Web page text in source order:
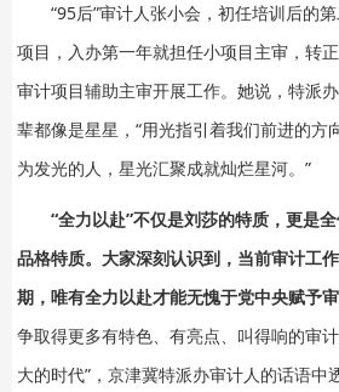
“95后”审计人张小会，初任培训后的
项目，入办第一年就担任小项目主审，转
审计项目辅助主审开展工作。她说，特派
辈都像是星星，“用光指引着我们前进的方
为发光的人，星光汇聚成就灿烂星河。”
“全力以赴”不仅是刘莎的特质，更是
品格特质。大家深刻认识到，当前审计工
期，唯有全力以赴才能无愧于党中央赋予
争取得更多有特色、有亮点、叫得响的审
大的时代”，京津冀特派办审计人的话语中